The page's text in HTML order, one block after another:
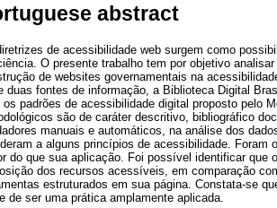
abstract
de acessibilidade web surgem como
O presente trabalho tem por objetivo
de websites governamentais na
duas fontes de informação, a Biblioteca Digital
os padrões de acessibilidade digital proposto pelo
são de caráter descritivo, bibliográfico
manuais e automáticos, na análise dos
a alguns princípios de acessibilidade. Foram
do que sua aplicação. Foi possível identificar
dos recursos acessíveis, em comparação
estruturados em sua página. Constata-se
de ser uma prática amplamente aplicada.